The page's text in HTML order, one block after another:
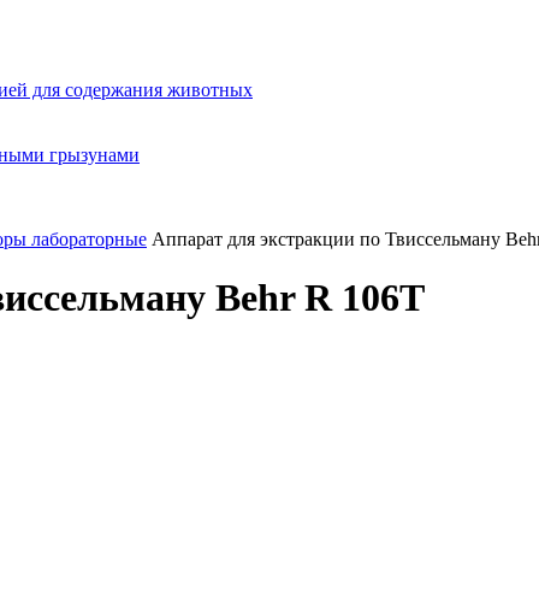
для содержания животных
грызунами
лабораторные Аппарат для экстракции по Твиссельману
Behr R 106T